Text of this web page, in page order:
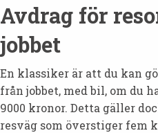
Avdrag för
jobbet
En klassiker är att du kan
från jobbet, med bil, om du
9000 kronor. Detta gäller
resväg som överstiger fem